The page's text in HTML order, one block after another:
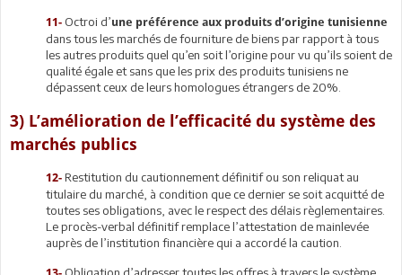
11- Octroi d’une préférence aux produits d’origine tunisienne
dans tous les marchés de fourniture de biens par rapport à tous
les autres produits quel qu’en soit l’origine pour vu qu’ils soient de
qualité égale et sans que les prix des produits tunisiens ne
dépassent ceux de leurs homologues étrangers de 20%.
3) L’amélioration de l’efficacité du système des
marchés publics
12- Restitution du cautionnement définitif ou son reliquat au
titulaire du marché, à condition que ce dernier se soit acquitté de
toutes ses obligations, avec le respect des délais règlementaires.
Le procès-verbal définitif remplace l’attestation de mainlevée
auprès de l’institution financière qui a accordé la caution.